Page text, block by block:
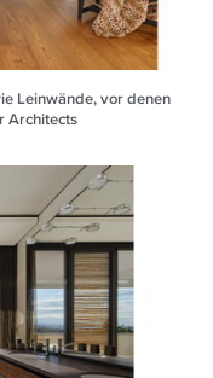
Leinwände, vor denen
Architects